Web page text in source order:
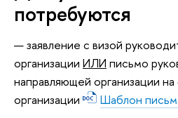
потребуются
заявление с визой
организации ИЛИ письмо
направляющей организации
организации
Шаблон